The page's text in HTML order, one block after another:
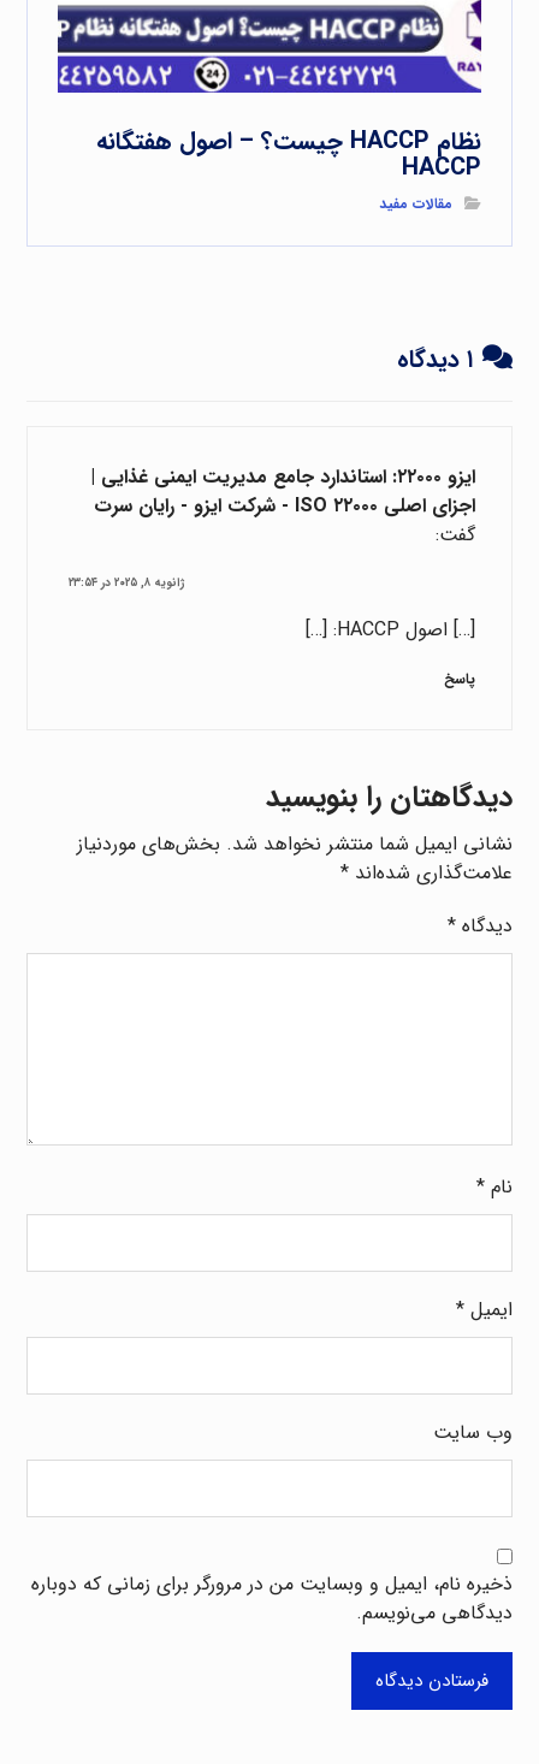
نظام HACCP چیست؟ – اصول هفتگانه
HACCP
مقالات مفید
۱ دیدگاه
ایزو ۲۲۰۰۰: استاندارد جامع مدیریت ایمنی غذایی |
اجزای اصلی ISO ۲۲۰۰۰ - شرکت ایزو - رایان سرت
گفت:
ژانویه ۸, ۲۰۲۵ در ۲۳:۵۴
[…] اصول HACCP: […]
پاسخ
دیدگاهتان را بنویسید
نشانی ایمیل شما منتشر نخواهد شد. بخش‌های موردنیاز
علامت‌گذاری شده‌اند*
دیدگاه*
نام*
ایمیل*
وب‌ سایت
ذخیره نام، ایمیل و وبسایت من در مرورگر برای زمانی که دوباره
دیدگاهی می‌نویسم.
فرستادن دیدگاه